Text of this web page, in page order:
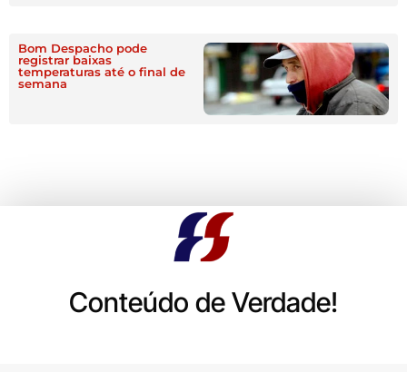
Bom Despacho pode
registrar baixas
temperaturas até o final de
semana
Conteúdo de Verdade!